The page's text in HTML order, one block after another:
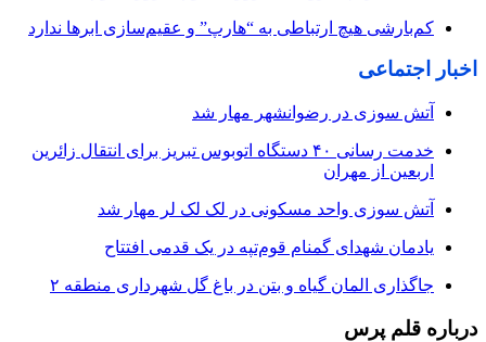
کم‌بارشی هیچ ارتباطی به “هارپ” و عقیم‌سازی ابرها ندارد
اخبار اجتماعی
آتش سوزی در رضوانشهر مهار شد
خدمت رسانی ۴۰ دستگاه اتوبوس تبریز برای انتقال زائرین
اربعین از مهران
آتش سوزی واحد مسکونی در لک لک لر مهار شد
یادمان شهدای گمنام قوم‌تپه در یک قدمی افتتاح
جاگذاری المان گیاه و بتن در باغ گل شهرداری منطقه ۲
درباره قلم پرس